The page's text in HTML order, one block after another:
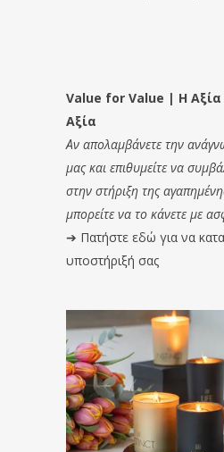
Value for Value | Η
Αξία
Αν απολαμβάνετε την
μας και επιθυμείτε να
στην στήριξη της
μπορείτε να το κάνετε με
➔ Πατήστε εδώ για να
υποστήριξή σας